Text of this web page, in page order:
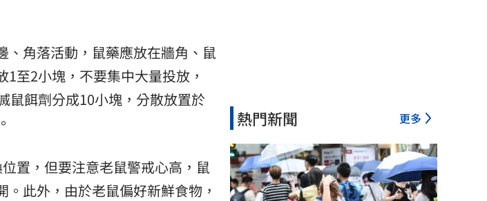
、角落活動，鼠藥應放在牆角、鼠
至2小塊，不要集中大量投放，
鼠餌劑分成10小塊，分散放置於
置，但要注意老鼠警戒心高，鼠
此外，由於老鼠偏好新鮮食物，
熱門新聞 更多